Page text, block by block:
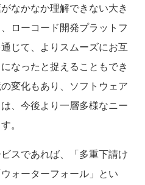
なかなか理解できない大き
ローコード開発プラットフ
じて、よりスムーズにお互
なったと捉えることもでき
変化もあり、ソフトウェア
、今後より一層多様なニー
。
スであれば、「多重下請け
ォーターフォール」とい